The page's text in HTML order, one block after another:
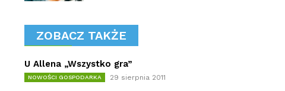
ZOBACZ TAKŻE
U Allena „Wszystko gra”
NOWOŚCI GOSPODARKA 29 sierpnia 2011